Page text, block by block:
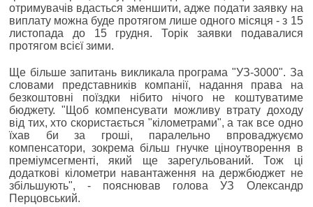
отримувачів вдасться зменшити, адже подати заявку на
виплату можна буде протягом лише одного місяця - з 15
листопада до 15 грудня. Торік заявки подавалися
протягом всієї зими.
Ще більше запитань викликала програма "УЗ-3000". За
словами представників компанії, надання права на
безкоштовні поїздки нібито нічого не коштуватиме
бюджету. "Щоб компенсувати можливу втрату доходу
від тих, хто скористається "кілометрами", а так все одно
їхав би за гроші, паралельно впроваджуємо
компенсатори, зокрема більш гнучке ціноутворення в
преміумсегменті, який ще зарегульований. Тож ці
додаткові кілометри навантаження на держбюджет не
збільшують", - пояснював голова УЗ Олександр
Перцовський.